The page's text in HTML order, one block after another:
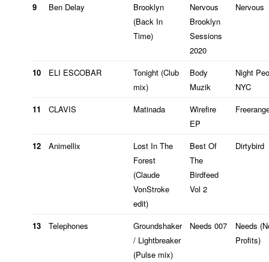
9 Ben Delay
Brooklyn
(Back In
Time)
Nervous
Brooklyn
Sessions
2020
Nervous
10 ELI ESCOBAR
Tonight (Club
mix)
Body
Muzik
Night
NYC
11
CLAVIS Matinada
Wirefire
EP
12 Animellix
Lost In The
Forest
(Claude
VonStroke
edit)
Best Of
The
Birdfeed
Vol 2
Dirtybird
13 Telephones
Groundshaker
/ Lightbreaker
(Pulse mix)
Needs 007
Needs
Profits)